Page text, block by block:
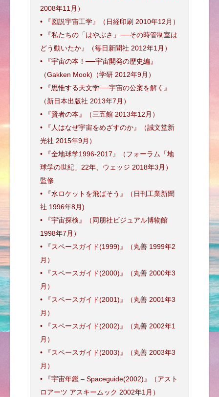
2008年11月）
• 『図説宇宙工学』（日経印刷 2010年12月）
• 『私たちの「はやぶさ」──その時管制室は
どう動いたか』（毎日新聞社 2012年1月）
• 『宇宙の本！──宇宙開発の歴史編』
（Gakken Mook)（学研 2012年9月）
• 『思惟する天文学──宇宙の公案を解く』
（新日本出版社 2013年7月）
• 『賢者の本』（三五館 2013年12月）
• 『人はなぜ宇宙をめざすのか』（誠文堂新
光社 2015年9月）
• 『全地球学1996-2017』（フォーラム「地
球学の世紀」22年、ウェッジ 2018年3月）
監修
• 『水ロケットを飛ばそう』（日刊工業新聞
社 1996年8月)
• 『宇宙探検』（同朋社ビジュアル博物館
1998年7月）
• 『スペースガイド(1999)』（丸善 1999年2
月）
• 『スペースガイド(2000)』（丸善 2000年3
月）
• 『スペースガイド(2001)』（丸善 2001年3
月）
• 『スペースガイド(2002)』（丸善 2002年1
月）
• 『スペースガイド(2003)』（丸善 2003年3
月）
• 『宇宙年鑑 – Spaceguide(2002)』（アスト
ロアーツ アスキームック 2002年1月）